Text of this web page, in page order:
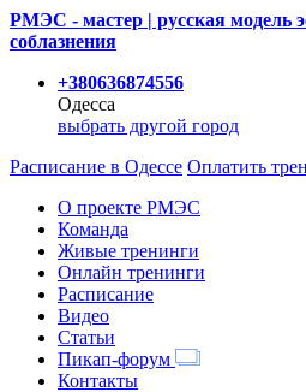
РМЭС - мастер | русская модель
соблазнения
+380636874556
Одесса
выбрать другой город
Расписание в Одессе Оплатить
О проекте РМЭС
Команда
Живые тренинги
Онлайн тренинги
Расписание
Видео
Статьи
Пикап-форум
Контакты